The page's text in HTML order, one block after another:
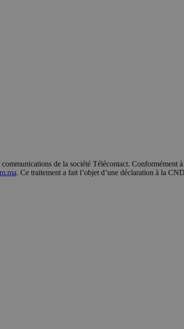
de la société Télécontact. Conformément
. Ce traitement a fait l’objet d’une déclaration à la